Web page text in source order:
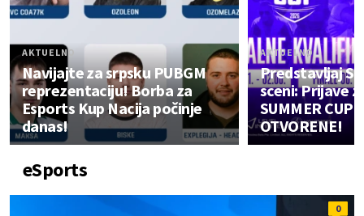
AKTUELNO
Navijajte za srpsku PUBGM
reprezentaciju! Borba za
Esports Kup Nacija počinje
danas!
AKTUELNO
Predstavljaj
sceni: Prijave
SUMMER CUP
OTVORENE!
eSports
0